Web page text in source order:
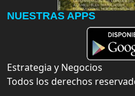
NUESTRAS APPS
Estrategia y Negocios
Todos los derechos